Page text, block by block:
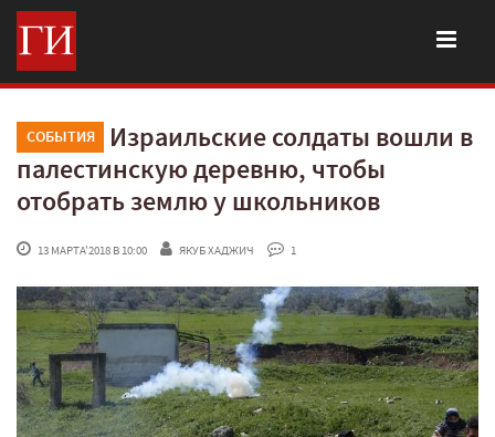
СОБЫТИЯ
Израильские солдаты вошли в
палестинскую деревню, чтобы
отобрать землю у школьников
13 МАРТА'2018 В 10:00 ЯКУБ ХАДЖИЧ 1